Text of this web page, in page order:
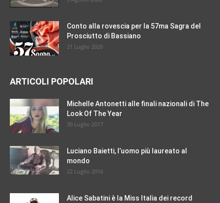
Conto alla rovescia per la 57ma Sagra del
Prosciutto di Bassiano
21 Luglio 2026
ARTICOLI POPOLARI
Michelle Antonetti alle finali nazionali di The
Look Of The Year
30 Luglio 2017
Luciano Baietti, l’uomo più laureato al
mondo
22 Luglio 2016
Alice Sabatini è la Miss Italia dei record